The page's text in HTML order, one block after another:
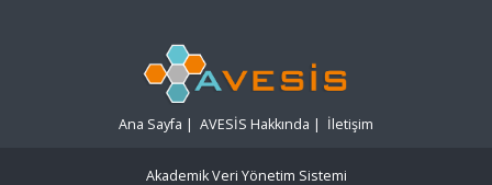
Ana Sayfa | AVESİS Hakkında | İletişim
Akademik Veri Yönetim Sistemi